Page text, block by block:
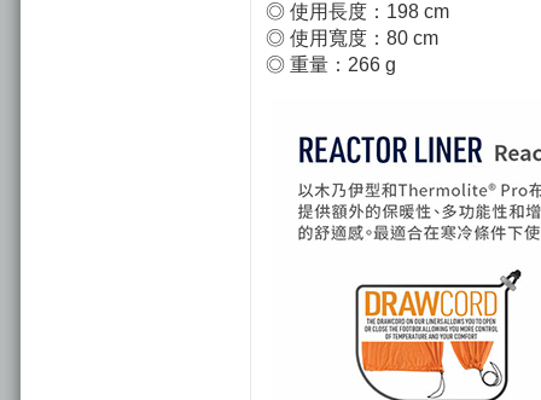
◎ 使用長度：198 cm
◎ 使用寬度：80 cm
◎ 重量：266 g